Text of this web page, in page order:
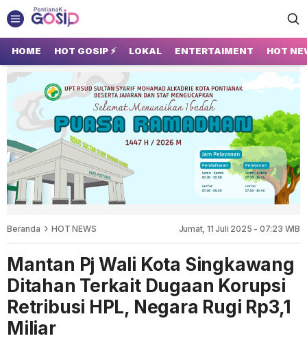
GOSIP PONTIANAK
Tempatnya Gosip Terupdate Pontianak
HOME HOT GOSIP ⚡ LOKAL ENTERTAIMENT HOT
Beranda HOT NEWS Jumat, 11 Juli 2025 - 07:23 WIB
Mantan Pj Wali Kota Singkawang
Ditahan Terkait Dugaan Korupsi
Retribusi HPL, Negara Rugi Rp3,1
Miliar